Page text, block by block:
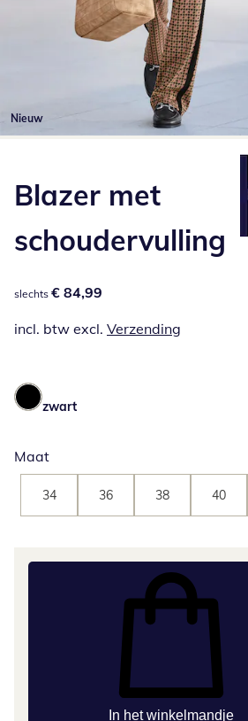
Nieuw
Blazer met
schoudervulling
€ 84,99
slechts € 84,99
incl. btw excl. Verzending
zwart
Maat
34 36 38 40
In het winkelmandje